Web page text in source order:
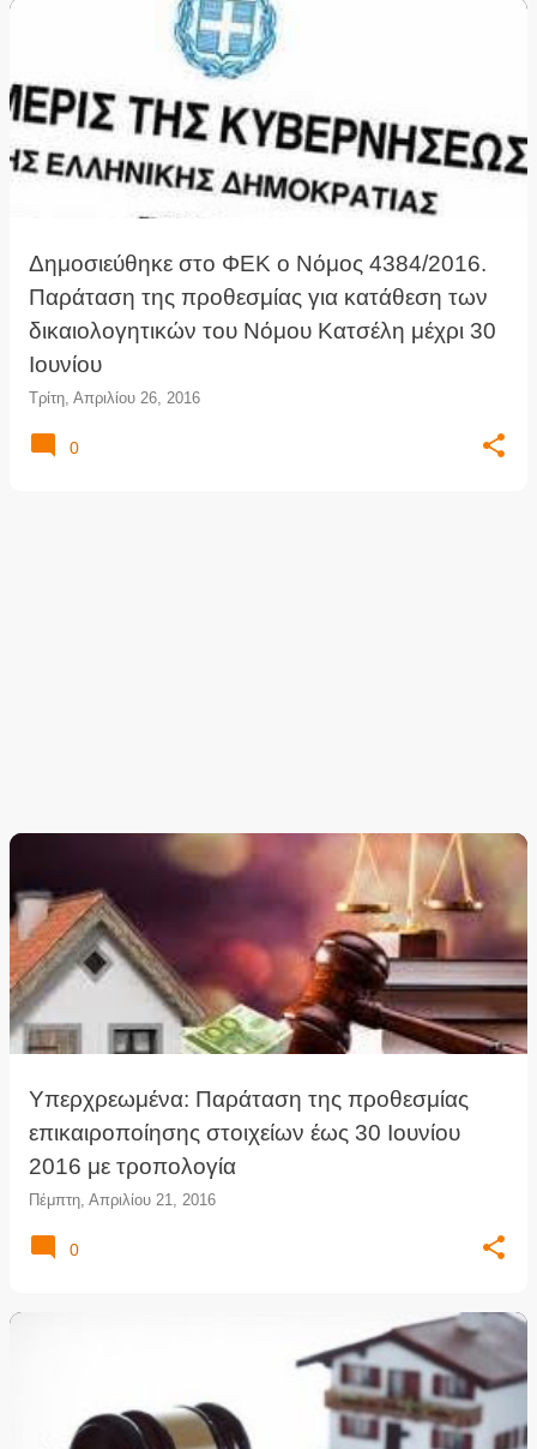
Δημοσιεύθηκε στο ΦΕΚ ο Νόμος 4384/2016.
Παράταση της προθεσμίας για κατάθεση των
δικαιολογητικών του Νόμου Κατσέλη μέχρι 30
Ιουνίου
Τρίτη, Απριλίου 26, 2016
0
Υπερχρεωμένα: Παράταση της προθεσμίας
επικαιροποίησης στοιχείων έως 30 Ιουνίου
2016 με τροπολογία
Πέμπτη, Απριλίου 21, 2016
0